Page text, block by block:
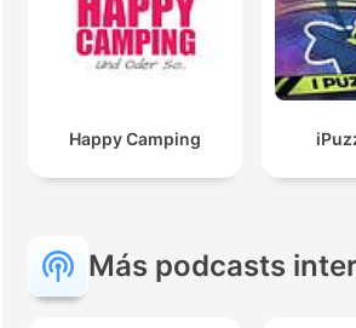
Happy Camping
Más podcasts